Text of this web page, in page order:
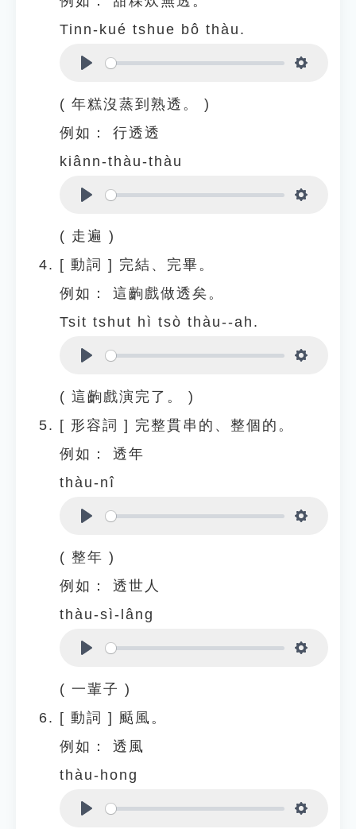
Tinn-kué tshue bô thàu.
( 年糕沒蒸到熟透。 )
例如：
行透透
kiânn-thàu-thàu
( 走遍 )
[ 動詞 ] 完結、完畢。
例如：
這齣戲做透矣。
Tsit tshut hì tsò thàu--ah.
( 這齣戲演完了。 )
[ 形容詞 ] 完整貫串的、整個的。
例如：
透年
thàu-nî
( 整年 )
例如：
透世人
thàu-sì-lâng
( 一輩子 )
[ 動詞 ] 颳風。
例如：
透風
thàu-hong